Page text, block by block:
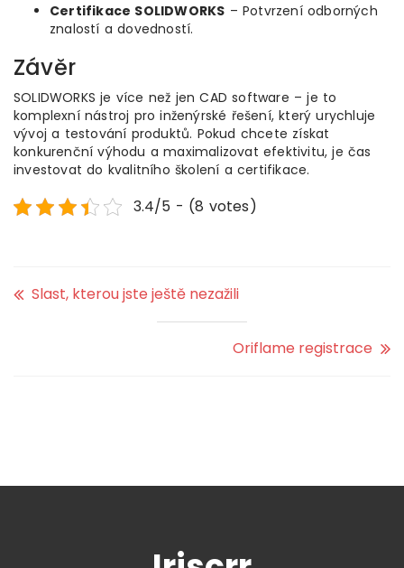
Certifikace SOLIDWORKS – Potvrzení odborných
znalostí a dovedností.
Závěr
SOLIDWORKS je více než jen CAD software – je to
komplexní nástroj pro inženýrské řešení, který urychluje
vývoj a testování produktů. Pokud chcete získat
konkurenční výhodu a maximalizovat efektivitu, je čas
investovat do kvalitního školení a certifikace.
3.4/5 - (8 votes)
Slast, kterou jste ještě nezažili
Oriflame registrace